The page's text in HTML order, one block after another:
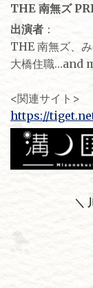
THE 南無ズ
出演者 ：
THE 南無ズ、
大橋住職…and
<関連サイト>
https://
＼